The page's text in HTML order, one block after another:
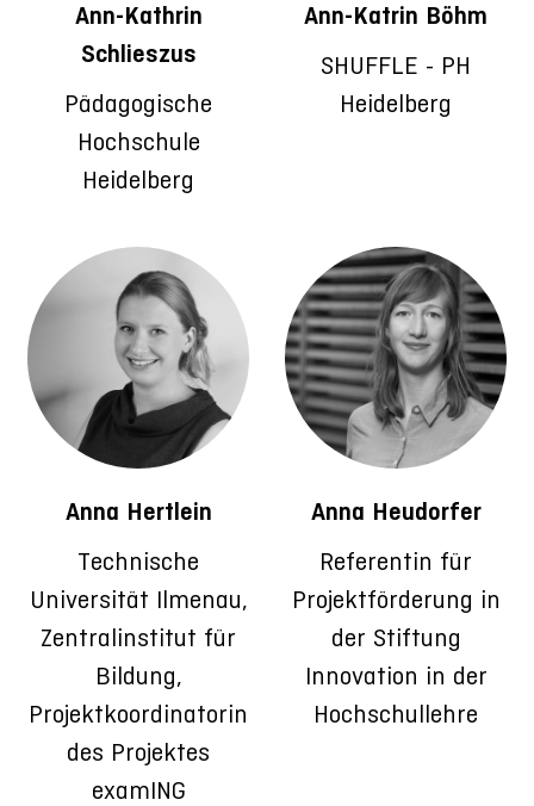
Ann-Kathrin
Schlieszus
Pädagogische
Hochschule
Heidelberg
Ann-Katrin Böhm
SHUFFLE - PH
Heidelberg
Anna Hertlein
Technische
Universität Ilmenau,
Zentralinstitut für
Bildung,
Projektkoordinatorin
des Projektes
examING
Anna Heudorfer
Referentin für
Projektförderung in
der Stiftung
Innovation in der
Hochschullehre